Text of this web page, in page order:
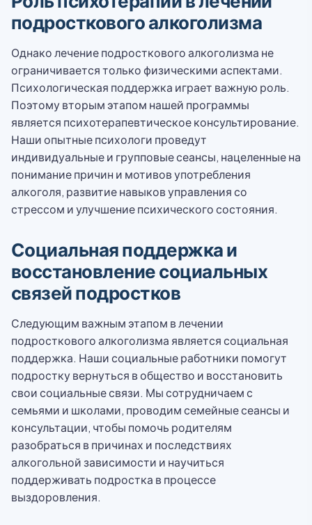
подросткового алкоголизма
Однако лечение подросткового алкоголизма не
ограничивается только физическими аспектами.
Психологическая поддержка играет важную роль.
Поэтому вторым этапом нашей программы
является психотерапевтическое консультирование.
Наши опытные психологи проведут
индивидуальные и групповые сеансы, нацеленные на
понимание причин и мотивов употребления
алкоголя, развитие навыков управления со
стрессом и улучшение психического состояния.
Социальная поддержка и
восстановление социальных
связей подростков
Следующим важным этапом в лечении
подросткового алкоголизма является социальная
поддержка. Наши социальные работники помогут
подростку вернуться в общество и восстановить
свои социальные связи. Мы сотрудничаем с
семьями и школами, проводим семейные сеансы и
консультации, чтобы помочь родителям
разобраться в причинах и последствиях
алкогольной зависимости и научиться
поддерживать подростка в процессе
выздоровления.